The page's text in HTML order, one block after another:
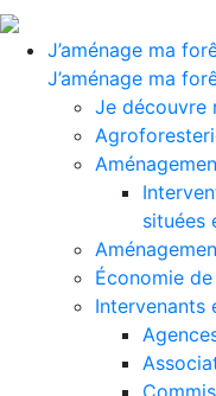
J’aménage ma
J’aménage ma
Je découvre
situées
Économie
Intervenants